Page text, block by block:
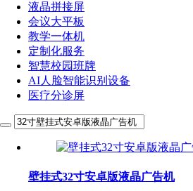
液晶拼接屏
会议大平板
教学一体机
定制化服务
智慧校园班牌
AI人脸智能识别设备
医疗分诊屏
壁挂式32寸安卓版液晶广告机